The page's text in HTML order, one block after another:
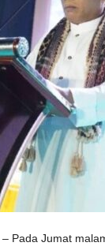
Pada Jumat